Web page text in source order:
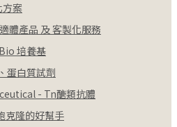
方案
體產品 及 客製化服務
培養基
蛋白質試劑
- Tn醣類抗體
克隆的好幫手